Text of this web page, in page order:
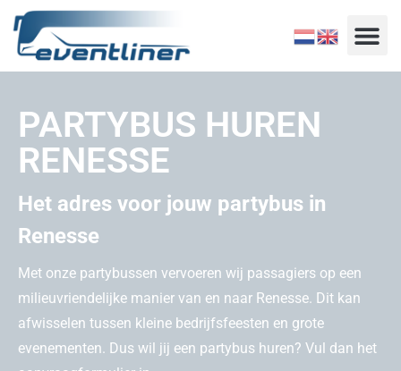
PARTYBUS HUREN
RENESSE
Het adres voor jouw partybus in
Renesse
Met onze partybussen vervoeren wij passagiers op een
milieuvriendelijke manier van en naar Renesse. Dit kan
afwisselen tussen kleine bedrijfsfeesten en grote
evenementen. Dus wil jij een partybus huren? Vul dan het